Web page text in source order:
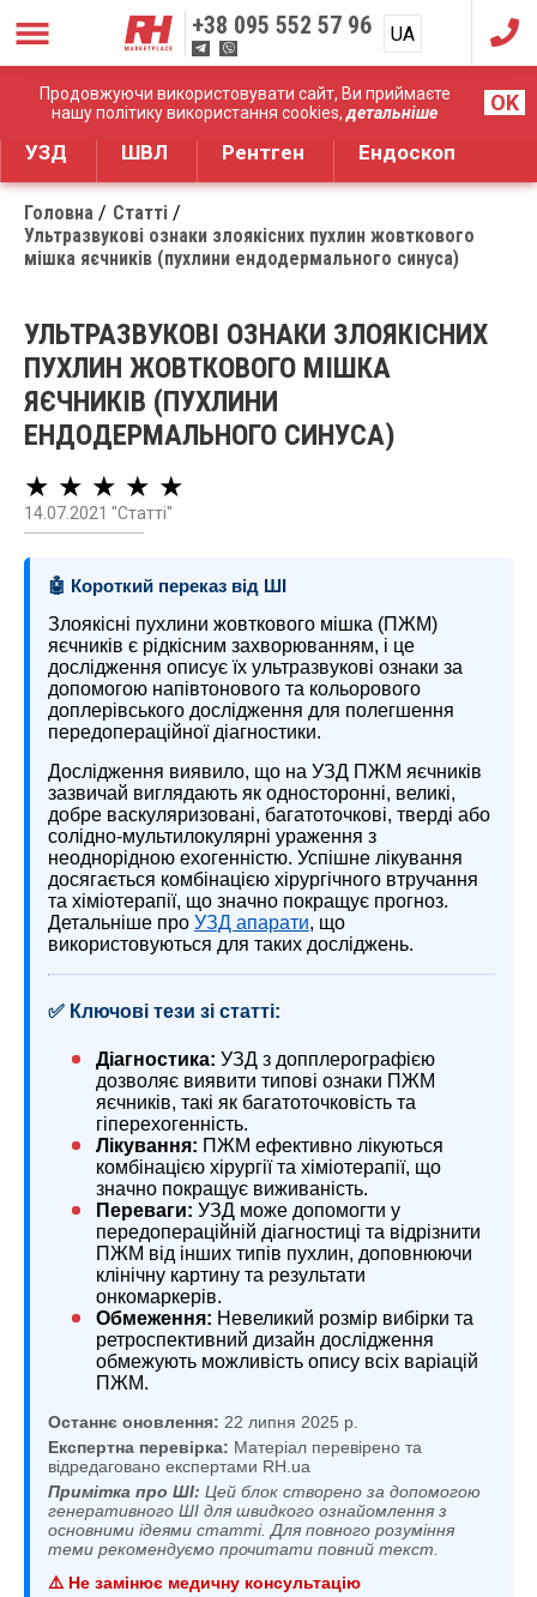
Продовжуючи використовувати сайт, Ви приймаєте
нашу політику використання cookies,детальніше OK
+38 095 552 57 96 UA
RU
Дистрибуція медичного обладнання
УЗД ШВЛ Рентген Ендоскоп
Головна
Статті
Ультразвукові ознаки злоякісних пухлин жовткового
мішка яєчників (пухлини ендодермального синуса)
УЛЬТРАЗВУКОВІ ОЗНАКИ ЗЛОЯКІСНИХ
ПУХЛИН ЖОВТКОВОГО МІШКА
ЯЄЧНИКІВ (ПУХЛИНИ
ЕНДОДЕРМАЛЬНОГО СИНУСА)
★ ★ ★ ★ ★
14.07.2021 "Статті"
🤖 Короткий переказ від ШІ
Злоякісні пухлини жовткового мішка (ПЖМ)
яєчників є рідкісним захворюванням, і це
дослідження описує їх ультразвукові ознаки за
допомогою напівтонового та кольорового
доплерівського дослідження для полегшення
передопераційної діагностики.
Дослідження виявило, що на УЗД ПЖМ яєчників
зазвичай виглядають як односторонні, великі,
добре васкуляризовані, багатоточкові, тверді або
солідно-мультилокулярні ураження з
неоднорідною ехогенністю. Успішне лікування
досягається комбінацією хірургічного втручання
та хіміотерапії, що значно покращує прогноз.
Детальніше про УЗД апарати, що
використовуються для таких досліджень.
✅ Ключові тези зі статті:
Діагностика: УЗД з допплерографією
дозволяє виявити типові ознаки ПЖМ
яєчників, такі як багатоточковість та
гіперехогенність.
Лікування: ПЖМ ефективно лікуються
комбінацією хірургії та хіміотерапії, що
значно покращує виживаність.
Переваги: УЗД може допомогти у
передопераційній діагностиці та відрізнити
ПЖМ від інших типів пухлин, доповнюючи
клінічну картину та результати
онкомаркерів.
Обмеження: Невеликий розмір вибірки та
ретроспективний дизайн дослідження
обмежують можливість опису всіх варіацій
ПЖМ.
Останнє оновлення: 22 липня 2025 р.
Експертна перевірка: Матеріал перевірено та
відредаговано експертами RH.ua
Примітка про ШІ: Цей блок створено за допомогою
генеративного ШІ для швидкого ознайомлення з
основними ідеями статті. Для повного розуміння
теми рекомендуємо прочитати повний текст.
⚠️ Не замінює медичну консультацію